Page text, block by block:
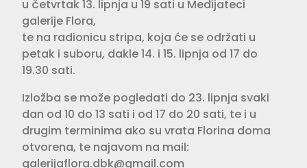
u četvrtak 13. lipnja u 19 sati u Medijateci
galerije Flora,
te na radionicu stripa, koja će se održati u
petak i suboru, dakle 14. i 15. lipnja od 17 do
19.30 sati.
Izložba se može pogledati do 23. lipnja svaki
dan od 10 do 13 sati i od 17 do 20 sati, te i u
drugim terminima ako su vrata Florina doma
otvorena, te najavom na mail:
galerijaflora.dbk@gmail.com